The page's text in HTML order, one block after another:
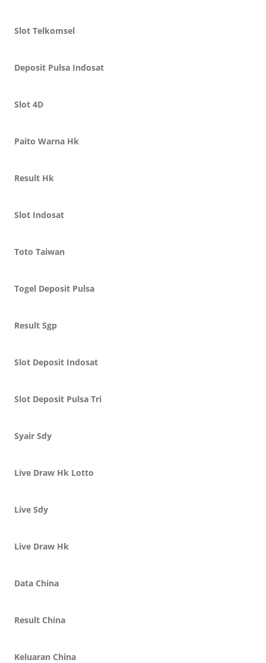
Slot Telkomsel
Deposit Pulsa Indosat
Slot 4D
Paito Warna Hk
Result Hk
Slot Indosat
Toto Taiwan
Togel Deposit Pulsa
Result Sgp
Slot Deposit Indosat
Slot Deposit Pulsa Tri
Syair Sdy
Live Draw Hk Lotto
Live Sdy
Live Draw Hk
Data China
Result China
Keluaran China